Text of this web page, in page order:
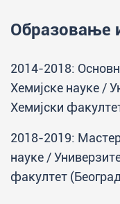
Образовање
2014-2018:
Хемијске науке /
Хемијски
2018-2019:
науке /
факултет